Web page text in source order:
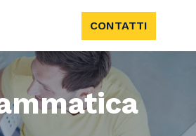
CONTATTI